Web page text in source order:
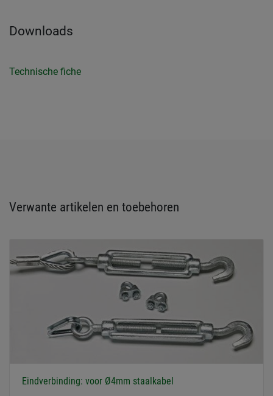
Downloads
Technische fiche
Verwante artikelen en toebehoren
Eindverbinding: voor Ø4mm staalkabel